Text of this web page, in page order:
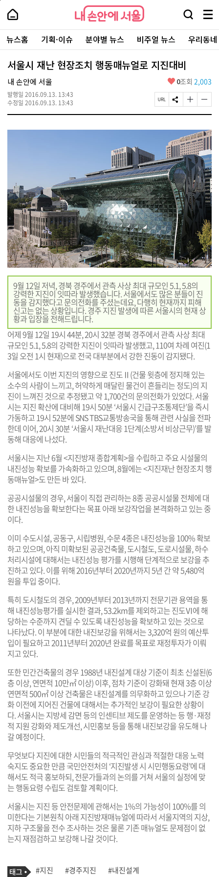
본
로
가
내
손
안
에
서
울
-
서
울
시
대
표
소
포
내
손
에
울
검
창
열
기
메
뉴
전
체
보
주
요
서
뉴스홈 기획·이슈 분야별 뉴스 비주얼 뉴스 우리동
서울시 재난 현장조치 행동매뉴얼로 지진대비
내 손안에 서울
발행일 2016.09.13. 13:43
수정일 2016.09.13. 13:43
좋
요
0조회 2,003
페
이
U
복
사
S
N
공
유
하
기
글
자
기
크
게
변
경
하
기
글
자
기
작
게
변
경
하
기
9월 12일 저녁, 경북 경주에서 관측 사상 최대 규모인 5.1, 5.8의
강력한 지진이 잇따라 발생했습니다. 서울에서도 많은 분들이 진
동을 감지했다고 문의전화를 주셨는데요, 다행히 현재까지 피해
신고는 없는 상황입니다. 경주 지진 발생에 따른 서울시의 현재 상
황과 입장을 전해드립니다.
어제 9월 12일 19시 44분, 20시 32분 경북 경주에서 관측 사상 최대
규모인 5.1, 5.8의 강력한 지진이 잇따라 발생했고, 110여 차례 여진(1
3일 오전 1시 현재)으로 전국 대부분에서 강한 진동이 감지됐다.
서울에서도 이번 지진의 영향으로 진도Ⅱ(건물 윗층에 정지해 있는
소수의 사람이 느끼고, 허약하게 매달린 물건이 흔들리는 정도)의 지
진이 느껴진 것으로 추정됐고 약 1,700건의 문의전화가 있었다. 서울
시는 지진 확산에 대비해 19시 50분 ‘서울시 긴급구조통제단’을 즉시
가동하고 19시 52분에 SNS TBS교통방송국을 통해 관련 사실을 전파
한데 이어, 20시 30분 ‘서울시 재난대응 1단계(소방서 비상근무)’를 발
동해 대응에 나섰다.
서울시는 지난 6월 <지진방재 종합계획>을 수립하고 주요 시설물의
내진성능 확보를 가속화하고 있으며, 8월에는 <지진재난 현장조치 행
동매뉴얼>도 만든 바 있다.
공공시설물의 경우, 서울이 직접 관리하는 8종 공공시설물 전체에 대
한 내진성능을 확보한다는 목표 아래 보강작업을 본격화하고 있는 중
이다.
이미 수도시설, 공동구, 시립병원, 수문 4종은 내진성능을 100% 확보
하고 있으며, 아직 미확보된 공공건축물, 도시철도, 도로시설물, 하수
처리시설에 대해서는 내진성능 평가를 시행해 단계적으로 보강을 추
진하고 있다. 이를 위해 2016년부터 2020년까지 5년 간 약 5,480억
원을 투입 중이다.
특히 도시철도의 경우, 2009년부터 2013년까지 전문기관 용역을 통
해 내진성능평가를 실시한 결과, 53.2km를 제외하고는 진도Ⅵ에 해
당하는 수준까지 견딜 수 있도록 내진성능을 확보하고 있는 것으로
나타났다. 이 부분에 대한 내진보강을 위해서는 3,320억 원의 예산투
입이 필요하고 2011년부터 2020년 완료를 목표로 재정투자가 이뤄
지고 있다.
또한 민간건축물의 경우 1988년 내진설계 대상 기준이 최초 신설된(6
층 이상, 연면적 10만㎡ 이상) 이후, 점차 기준이 강화돼 현재 3층 이상
연면적 500㎡ 이상 건축물은 내진설계를 의무화하고 있으나 기준 강
화 이전에 지어진 건물에 대해서는 추가적인 보강이 필요한 상황이
다. 서울시는 지방세 감면 등의 인센티브 제도를 운영하는 등 행·재정
적 지원 강화와 제도개선, 시민홍보 등을 통해 내진보강을 유도해 나
갈 예정이다.
무엇보다 지진에 대한 시민들의 적극적인 관심과 적절한 대응 노력
숙지도 중요한 만큼 국민안전처의 ‘지진발생 시 시민행동요령’에 대
해서도 적극 홍보하되, 전문가들과의 논의를 거쳐 서울의 실정에 맞
는 행동요령 수립도 검토할 계획이다.
서울시는 지진 등 안전문제에 관해서는 1%의 가능성이 100%를 의
미한다는 기본원칙 아래 지진방재매뉴얼에 따라서 서울지역의 지상,
지하 구조물을 전수 조사하는 것은 물론 기존 매뉴얼도 문제점이 없
는지 재점검하고 보강해 나갈 것이다.
기
사
태 #지진 #경주지진 #내진설계
페
상
단
로